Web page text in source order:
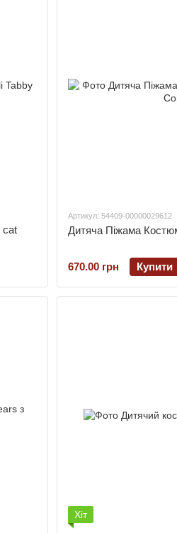
cat
Артикул: 54409-00000029612
Дитяча Піжама
670.00 грн Купити
Хіт